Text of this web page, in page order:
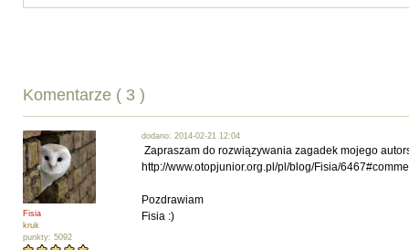
Komentarze ( 3 )
Fisia
kruk
punkty: 5092
dodano: 2014-02-21 12:04
Zapraszam do rozwiązywania zagadek mojego
http://www.otopjunior.org.pl/pl/blog/Fisia/
Pozdrawiam
Fisia :)